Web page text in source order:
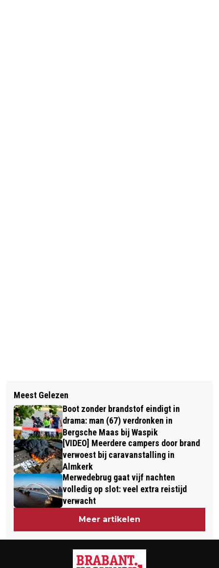
BOKSSENSATIE GRADUS KRAUS WINT
MET KNOCKOUT IN LONDEN
HISTORISCH: MATHIEU VAN DER POEL
ALLEENHEERSER IN HET VELD NA
ACHTSTE WERELDTITEL
Meest Gelezen
Boot zonder brandstof eindigt in
drama: man (67) verdronken in
Bergsche Maas bij Waspik
[VIDEO] Meerdere campers door brand
verwoest bij caravanstalling in
Almkerk
Merwedebrug gaat vijf nachten
volledig op slot: veel extra reistijd
verwacht
Meer artikelen